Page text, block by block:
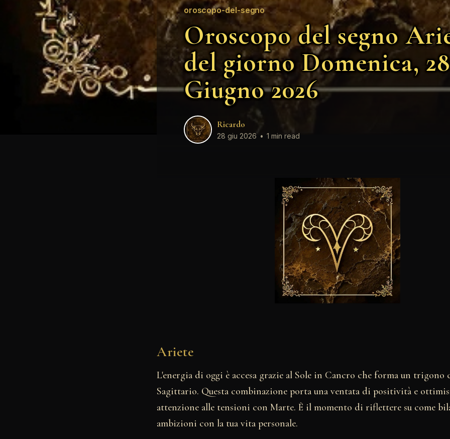
oroscopo-del-segno
Oroscopo del segno
del giorno Domenica, 28
Giugno 2026
Ricardo
28 giu 2026 • 1 min read
Ariete
L'energia di oggi è accesa grazie al Sole in Cancro che forma un trigono
Sagittario. Questa combinazione porta una ventata di positività e
attenzione alle tensioni con Marte. È il momento di riflettere su come
ambizioni con la tua vita personale.